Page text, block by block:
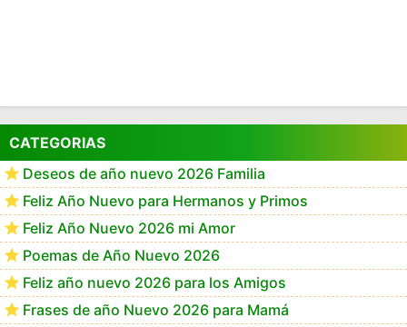
CATEGORIAS
Deseos de año nuevo 2026 Familia
Feliz Año Nuevo para Hermanos y Primos
Feliz Año Nuevo 2026 mi Amor
Poemas de Año Nuevo 2026
Feliz año nuevo 2026 para los Amigos
Frases de año Nuevo 2026 para Mamá